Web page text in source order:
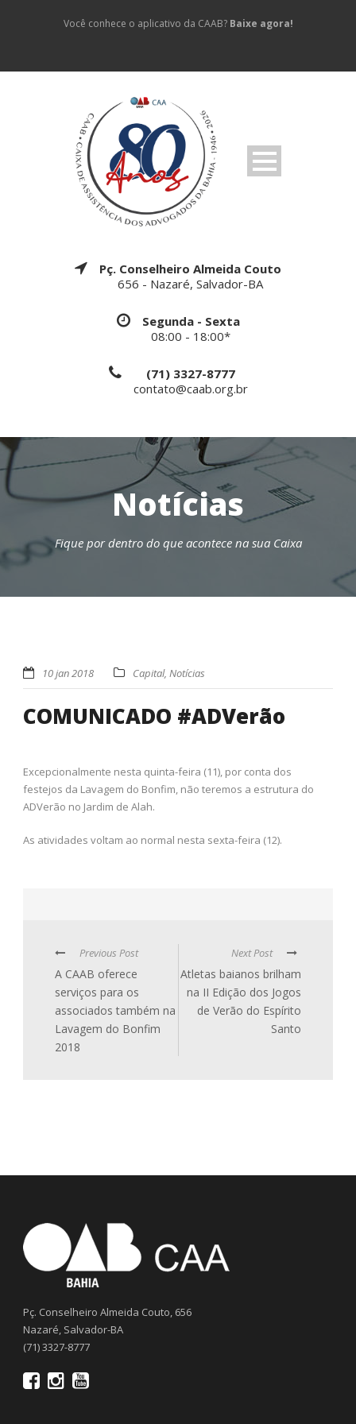
Você conhece o aplicativo da CAAB? Baixe agora!
Pç. Conselheiro Almeida Couto
656 - Nazaré, Salvador-BA
Segunda - Sexta
08:00 - 18:00*
(71) 3327-8777
contato@caab.org.br
Notícias
Fique por dentro do que acontece na sua Caixa
10 jan 2018 Capital, Notícias
COMUNICADO #ADVerão
Excepcionalmente nesta quinta-feira (11), por conta dos
festejos da Lavagem do Bonfim, não teremos a estrutura do
ADVerão no Jardim de Alah.
As atividades voltam ao normal nesta sexta-feira (12).
Previous Post
A CAAB oferece
serviços para os
associados também na
Lavagem do Bonfim
2018
Next Post
Atletas baianos brilham
na II Edição dos Jogos
de Verão do Espírito
Santo
Pç. Conselheiro Almeida Couto, 656
Nazaré, Salvador-BA
(71) 3327-8777